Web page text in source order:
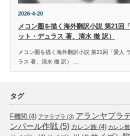
2026-4-20
メコン圏を描く海外翻訳小説 第21回
ット・デュラス 著、清水 徹 訳）
メコン圏を描く海外翻訳小説 第21回「愛人
ラス 著、清水 徹 訳） …
タグ
F機関 (4) アマラプラ (3) アランヤプラ
ンパール作戦 (5) カレン族 (4) カレン